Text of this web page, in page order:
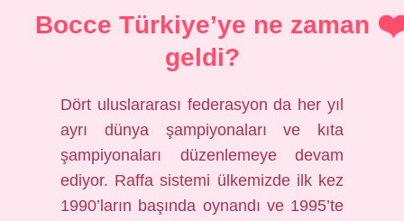
Bocce Türkiye’ye ne zaman
geldi?
Dört uluslararası federasyon da her yıl
ayrı dünya şampiyonaları ve kıta
şampiyonaları düzenlemeye devam
ediyor. Raffa sistemi ülkemizde ilk kez
1990’ların başında oynandı ve 1995’te